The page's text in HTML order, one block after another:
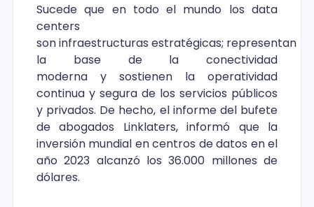
Sucede que en todo el mundo los data
centers
son infraestructuras estratégicas; representan
la base de la conectividad
moderna y sostienen la operatividad
continua y segura de los servicios públicos
y privados. De hecho, el informe del bufete
de abogados Linklaters, informó que la
inversión mundial en centros de datos en el
año 2023 alcanzó los 36.000 millones de
dólares.